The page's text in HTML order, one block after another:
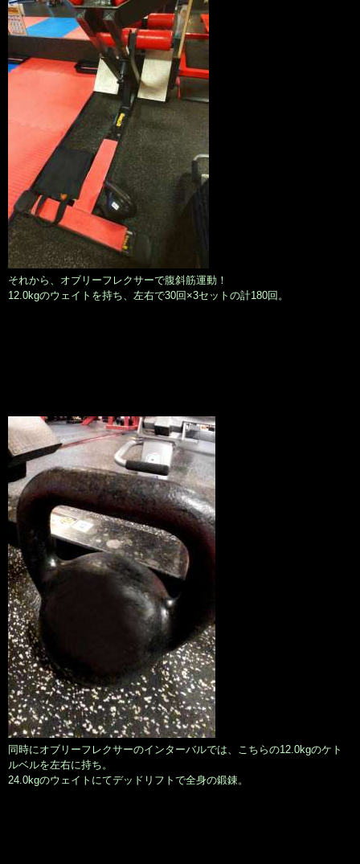
それから、オブリーフレクサーで腹斜筋運動！
12.0kgのウェイトを持ち、左右で30回×3セットの計180回。
同時にオブリーフレクサーのインターバルでは、こちらの12.0kgのケト
ルベルを左右に持ち。
24.0kgのウェイトにてデッドリフトで全身の鍛錬。